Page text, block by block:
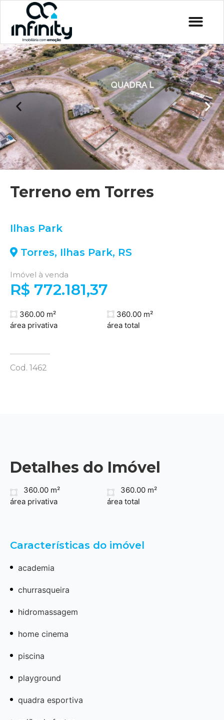
Terreno em Torres
Ilhas Park
Torres, Ilhas Park, RS
Imóvel à venda
R$ 772.181,37
360.00 m²
área privativa
360.00 m²
área total
Cod. 1462
Detalhes do Imóvel
360.00 m²
área privativa
360.00 m²
área total
Características do imóvel
academia
churrasqueira
hidromassagem
home cinema
piscina
playground
quadra esportiva